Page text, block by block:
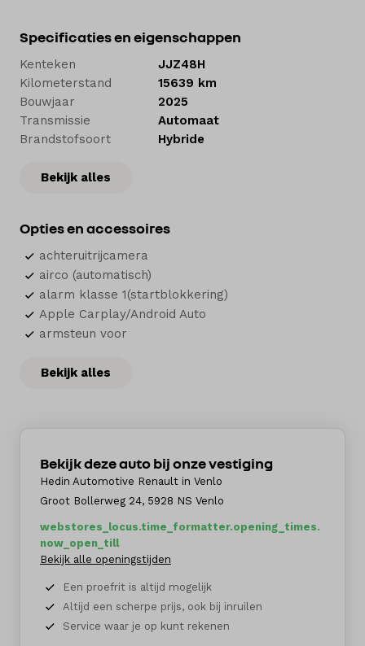
onderhouden je auto in onze werkplaatsen en
herstellen een schade als dat nodig is. En natuurlijk
helpen we je bij de financiering of verzekering.
Welkom bij Hedin Automotive. Autohart van
Nederland.
Specificaties en eigenschappen
Kenteken
JJZ48H
Kilometerstand
15639 km
Bouwjaar
2025
Transmissie
Automaat
Brandstofsoort
Hybride
Bekijk alles
Opties en accessoires
achteruitrijcamera
airco (automatisch)
alarm klasse 1(startblokkering)
Apple Carplay/Android Auto
armsteun voor
Bekijk alles
Bekijk deze auto bij onze vestiging
Hedin Automotive Renault in Venlo
Groot Bollerweg 24, 5928 NS Venlo
webstores_locus.time_formatter.opening_times.
now_open_till
Bekijk alle openingstijden
Een proefrit is altijd mogelijk
Altijd een scherpe prijs, ook bij inruilen
Service waar je op kunt rekenen